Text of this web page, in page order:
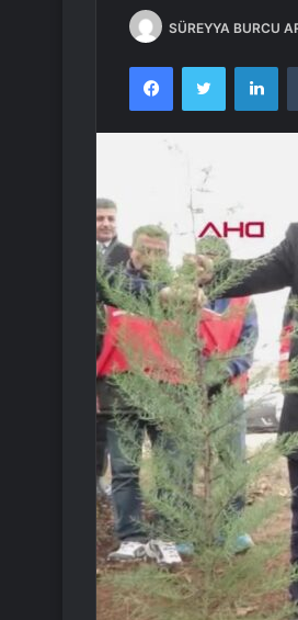
SÜREYYA BURCU
FacebookTwitter